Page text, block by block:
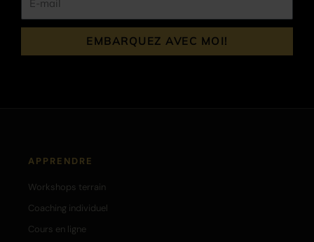
mail
EMBARQUEZ AVEC MOI!
APPRENDRE
Workshops terrain
Coaching individuel
Cours en ligne